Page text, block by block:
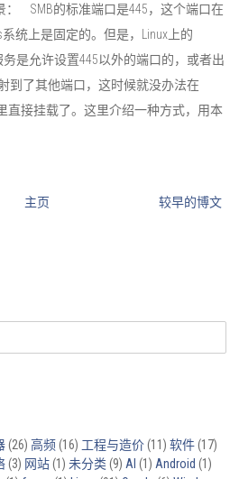
： SMB的标准端口是445，这个端口在
系统上是固定的。但是，Linux上的
务是允许设置445以外的端口的，或者出
到了其他端口，这时候就没办法在
直接挂载了。这里介绍一种方式，用本
较早的博文
主页
(26) 高频(16) 工程与造价(11) 软件(17)
(3) 网站(1) 未分类 (9) AI (1) Android (1)